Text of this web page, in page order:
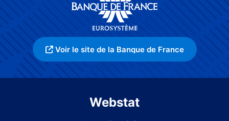
Voir le site de la Banque de France
Webstat